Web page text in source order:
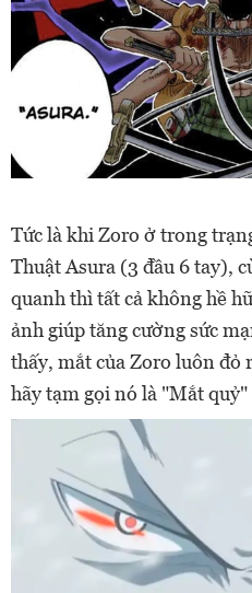
Tức là khi Zoro ở trong
Thuật Asura (3 đầu 6 tay),
quanh thì tất cả không hề
ảnh giúp tăng cường sức
thấy, mắt của Zoro luôn đỏ
hãy tạm gọi nó là "Mắt quỷ"